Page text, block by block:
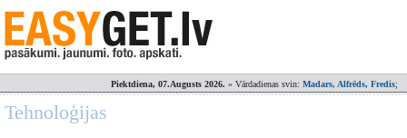
Piektdiena, 07.Augusts 2026. » Vārdadienas svin: Madars, Alfrēds, Fredis;
Tehnoloģijas